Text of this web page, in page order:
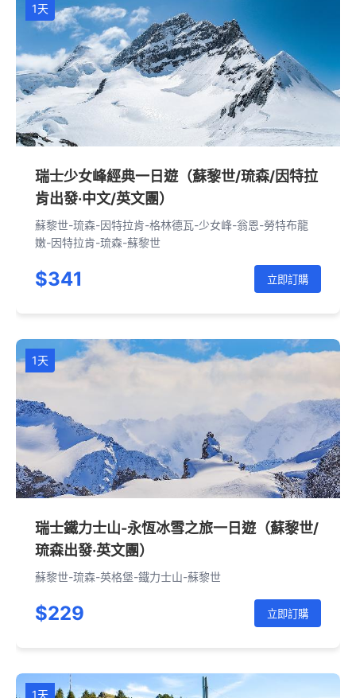
1天
瑞士少女峰經典一日遊（蘇黎世/琉森/因特拉
肯出發·中文/英文團）
蘇黎世-琉森-因特拉肯-格林德瓦-少女峰-翁恩-勞特布龍
嫩-因特拉肯-琉森-蘇黎世
$341 立即訂購
1天
瑞士鐵力士山-永恆冰雪之旅一日遊（蘇黎世/
琉森出發·英文團）
蘇黎世-琉森-英格堡-鐵力士山-蘇黎世
$229 立即訂購
1天